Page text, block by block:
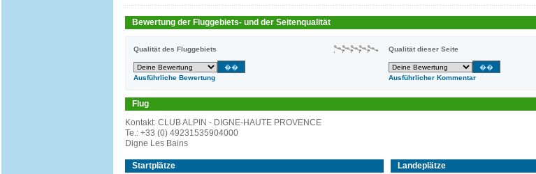
Bewertung der Fluggebiets- und der Seitenqualität
Qualität des Fluggebiets Qualität dieser Seite
Ausführliche Bewertung Ausführlicher Kommentar
Flug
Kontakt: CLUB ALPIN - DIGNE-HAUTE PROVENCE
Te.: +33 (0) 49231535904000
Digne Les Bains
Startplätze Landeplätze